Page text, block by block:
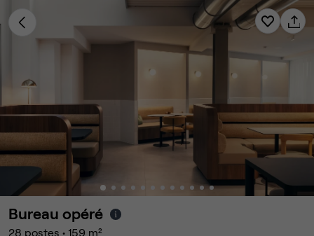
Bureau opéré
28 postes • 159 m²